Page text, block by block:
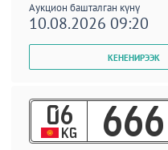
Аукцион башталган күнү
10.08.2026 09:20
06
KG 666